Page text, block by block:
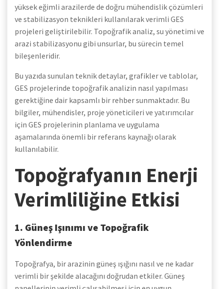
yüksek eğimli arazilerde de doğru mühendislik çözümleri
ve stabilizasyon teknikleri kullanılarak verimli GES
projeleri geliştirilebilir. Topoğrafik analiz, su yönetimi ve
arazi stabilizasyonu gibi unsurlar, bu sürecin temel
bileşenleridir.
Bu yazıda sunulan teknik detaylar, grafikler ve tablolar,
GES projelerinde topoğrafik analizin nasıl yapılması
gerektiğine dair kapsamlı bir rehber sunmaktadır. Bu
bilgiler, mühendisler, proje yöneticileri ve yatırımcılar
için GES projelerinin planlama ve uygulama
aşamalarında önemli bir referans kaynağı olarak
kullanılabilir.
Topoğrafyanın Enerji
Verimliliğine Etkisi
1. Güneş Işınımı ve Topoğrafik
Yönlendirme
Topoğrafya, bir arazinin güneş ışığını nasıl ve ne kadar
verimli bir şekilde alacağını doğrudan etkiler. Güneş